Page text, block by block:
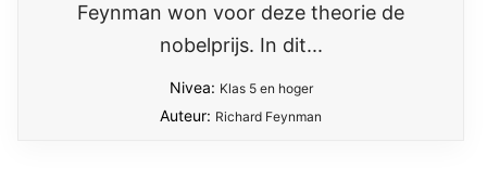
Feynman won voor deze theorie de
nobelprijs. In dit...
Nivea: Klas 5 en hoger
Auteur: Richard Feynman